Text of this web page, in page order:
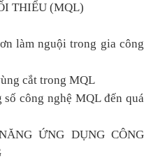
THIỂU (MQL)
làm nguội trong gia công
cắt trong MQL
công nghệ MQL đến quá
ỨNG DỤNG CÔNG